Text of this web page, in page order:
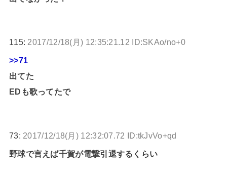
115: 2017/12/18(月) 12:35:21.12 ID:SKAo/no+0
>>71
出てた
EDも歌ってたで
73: 2017/12/18(月) 12:32:07.72 ID:tkJvVo+qd
野球で言えば千賀が電撃引退するくらい